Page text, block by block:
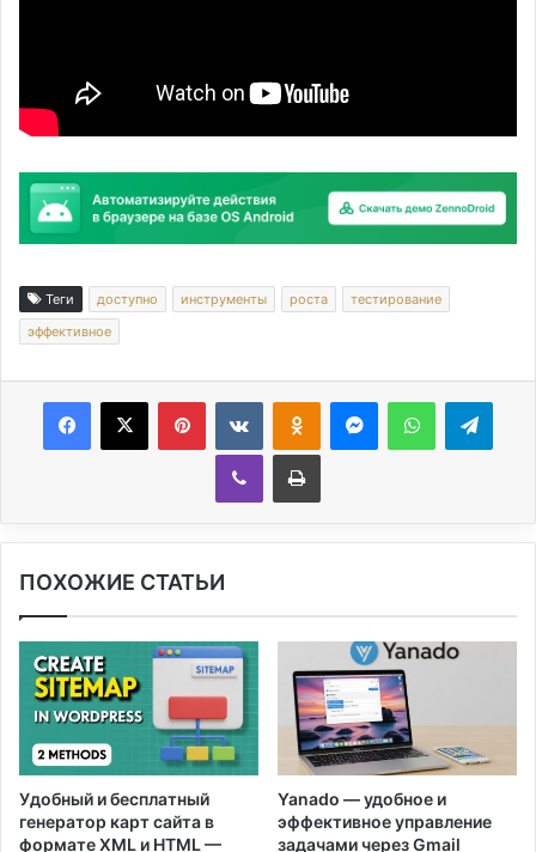
Теги доступно инструменты роста
тестирование
эффективное
ПОХОЖИЕ СТАТЬИ
Удобный и бесплатный
генератор карт сайта в
формате XML и HTML —
Yanado — удобное и
эффективное управление
задачами через Gmail